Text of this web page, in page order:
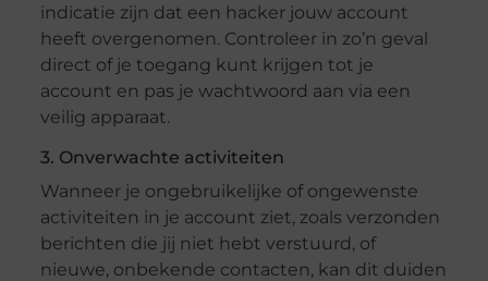
indicatie zijn dat een hacker jouw account
heeft overgenomen. Controleer in zo’n geval
direct of je toegang kunt krijgen tot je
account en pas je wachtwoord aan via een
veilig apparaat.
3. Onverwachte activiteiten
Wanneer je ongebruikelijke of ongewenste
activiteiten in je account ziet, zoals verzonden
berichten die jij niet hebt verstuurd, of
nieuwe, onbekende contacten, kan dit duiden